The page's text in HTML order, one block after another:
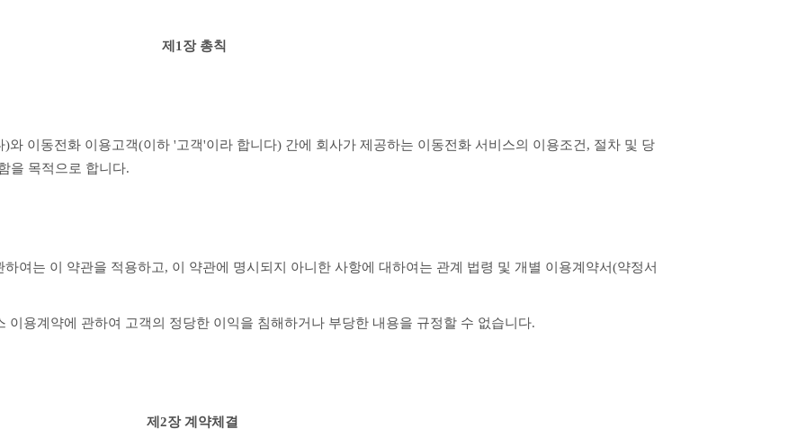
제1장 총칙
와 이동전화 이용고객(이하 '고객'이라 합니다) 간에 회사가 제공하는 이동전화 서비스의 이용조건, 절차 및 당
을 목적으로 합니다.
여는 이 약관을 적용하고, 이 약관에 명시되지 아니한 사항에 대하여는 관계 법령 및 개별 이용계약서(약정서
용계약에 관하여 고객의 정당한 이익을 침해하거나 부당한 내용을 규정할 수 없습니다.
제2장 계약체결